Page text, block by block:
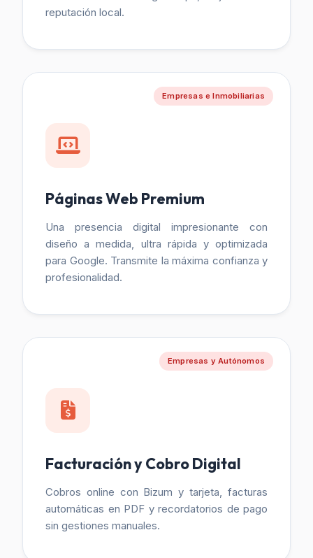
reputación local.
Empresas e Inmobiliarias
Páginas Web Premium
Una presencia digital impresionante con
diseño a medida, ultra rápida y optimizada
para Google. Transmite la máxima confianza y
profesionalidad.
Empresas y Autónomos
Facturación y Cobro Digital
Cobros online con Bizum y tarjeta, facturas
automáticas en PDF y recordatorios de pago
sin gestiones manuales.